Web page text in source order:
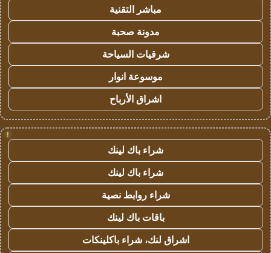
مباشر التقنية
مدونة صحبة
شرقيات السياحة
موسوعة انوار
اشراق الأرباح
!
شراء باك لينك
شراء باك لينك
شراء روابط نصية
باقات باك لينك
اشراق لنك، شراء باكلينكات